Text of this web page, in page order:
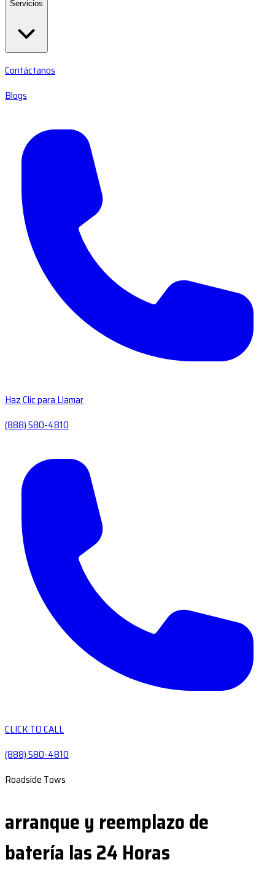
Servicios
Contáctanos
Blogs
Haz Clic para Llamar
(888) 580-4810
CLICK TO CALL
(888) 580-4810
Roadside Tows
arranque y reemplazo de
batería las 24 Horas